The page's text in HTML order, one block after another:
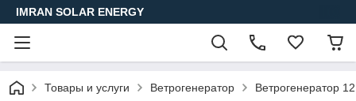
IMRAN SOLAR ENERGY
Товары и услуги Ветрогенератор Ветрогенератор